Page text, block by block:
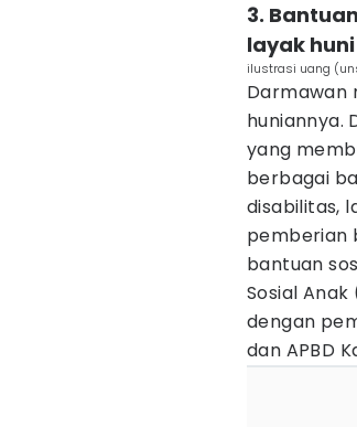
3.
layak huni
ilustrasi uang
Darmawan
huniannya.
yang
berbagai
disabilitas,
pemberian
bantuan
Sosial
dengan
dan APBD